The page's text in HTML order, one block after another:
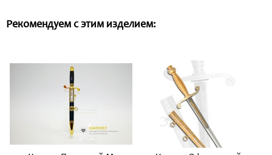
Рекомендуем с этим изделием: